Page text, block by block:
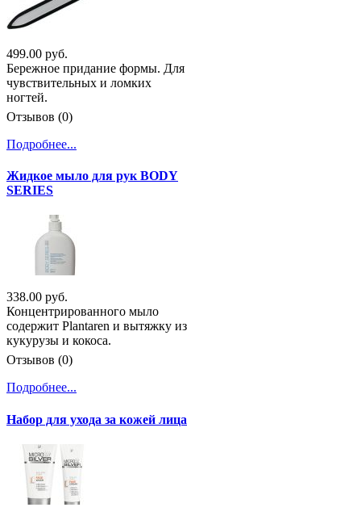
499.00 руб.
Бережное придание формы. Для
чувствительных и ломких
ногтей.
Отзывов (0)
Подробнее...
Жидкое мыло для рук BODY
SERIES
338.00 руб.
Концентрированного мыло
содержит Plantaren и вытяжку из
кукурузы и кокоса.
Отзывов (0)
Подробнее...
Набор для ухода за кожей лица